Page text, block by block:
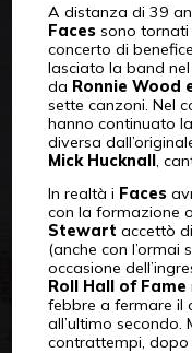
A distanza di 39
Facessono tornati
concerto di
lasciato la band
da Ronnie Wood
sette canzoni. Nel
hanno continuato
diversa
Mick Hucknall,
In realtà i Faces
con la formazione
Stewart accettò
(anche con l’ormai
occasione
Roll Hall of Fame
febbre a fermare il
all’ultimo
contrattempi, dopo